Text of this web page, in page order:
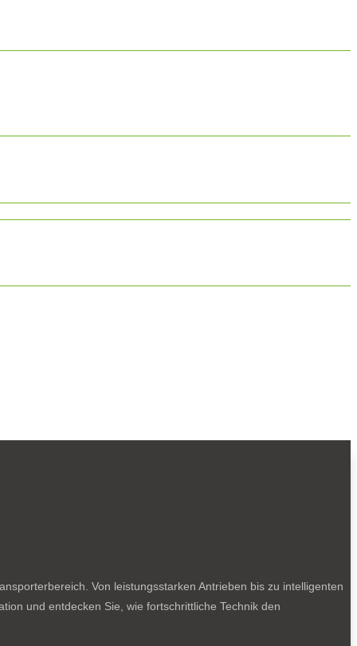
Von leistungsstarken Antrieben bis zu intelligenten
und entdecken Sie, wie fortschrittliche Technik den